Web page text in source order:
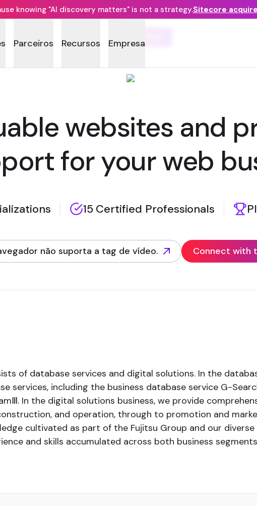
knowing "AI discovery matters" is not a strategy.Sitecore
Parceiros Recursos Empresa
websites and
for your web
15 Certified Professionals
não suporta a tag de vídeo.
in new tab) Connect with
of database services and digital solutions. In the
services, including the business database service G-
In the digital solutions business, we provide
and operation, through to promotion and
cultivated as part of the Fujitsu Group and our
and skills accumulated across both business